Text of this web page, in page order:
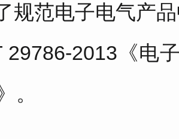
范电子电气产品
29786-2013 《电
。